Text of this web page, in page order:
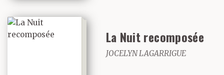
Peintes en bleu pâle ou
badigeonnées de blanc,
des chambres aux
La Nuit recomposée
JOCELYN LAGARRIGUE